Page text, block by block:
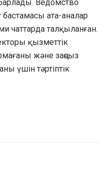
Ведомство
ата-аналар
чаттарда талқыланған.
қызметтік
және заңсыз
үшін тәртіптік